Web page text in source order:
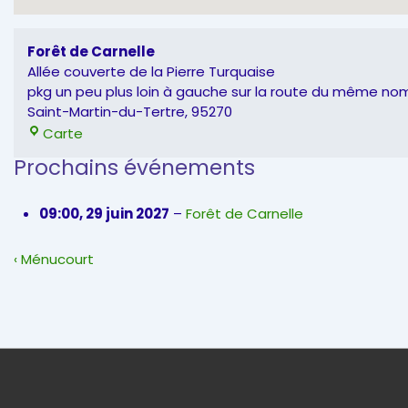
Forêt de Carnelle
Allée couverte de la Pierre Turquaise
pkg un peu plus loin à gauche sur la route du même
Saint-Martin-du-Tertre,95270
Carte
Carnelle
Prochains événements
09:00,29 juin 2027 – Forêt de Carnelle
Navigation
Previous
‹ Ménucourt